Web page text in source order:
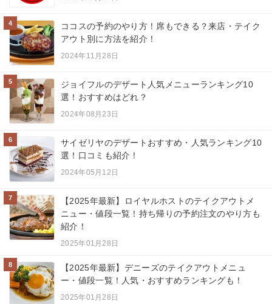
4
ココスの予約のやり方！席もできる？来店・テイク
アウト別に方法を紹介！
2024年11月28日
5
ジョイフルのデザート人気メニューランキング10
選！おすすめはどれ？
2024年08月23日
6
サイゼリヤのデザートおすすめ・人気ランキング10
選！口コミも紹介！
2024年05月12日
7
【2025年最新】ロイヤルホストのテイクアウトメ
ニュー・値段一覧！持ち帰りの予約注文のやり方も
紹介！
2025年01月28日
8
【2025年最新】デニーズのテイクアウトメニュ
ー・値段一覧！人気・おすすめランキングも！
2025年01月28日